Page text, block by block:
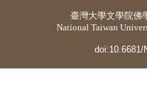
臺灣大學文學院佛
National Taiwan
doi:10.6681/